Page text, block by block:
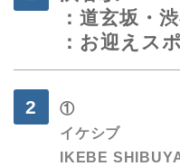
：道玄坂・
：お迎えス
①
イケシブ
IKEBE